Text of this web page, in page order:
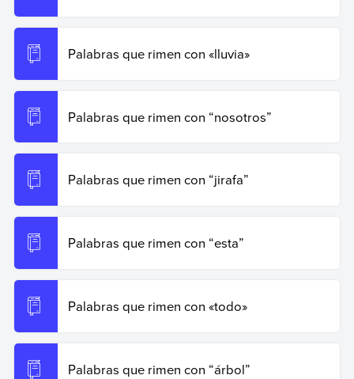
Palabras que rimen con «lluvia»
Palabras que rimen con “nosotros”
Palabras que rimen con “jirafa”
Palabras que rimen con “esta”
Palabras que rimen con «todo»
Palabras que rimen con “árbol”